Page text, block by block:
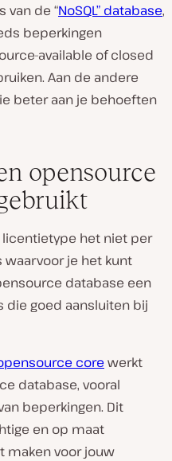
van de “NoSQL” database,
beperkingen
available of closed
Aan de andere
beter aan je behoeften
opensource
het niet per
je het kunt
database een
die goed aansluiten bij
core werkt
database, vooral
beperkingen. Dit
en op maat
maken voor jouw